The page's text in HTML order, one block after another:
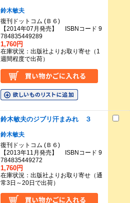
鈴木敏夫
復刊ドットコム (Ｂ６)
【2014年07月発売】 ISBNコード 9
784835449289
1,760円
在庫状況：出版社よりお取り寄せ（1
週間程度で出荷）
鈴木敏夫のジブリ汗まみれ ３
鈴木敏夫
復刊ドットコム (Ｂ６)
【2013年11月発売】 ISBNコード 9
784835449272
1,760円
在庫状況：出版社よりお取り寄せ（通
常3日～20日で出荷）